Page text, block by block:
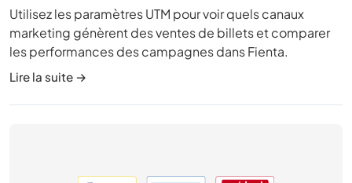
Utilisez les paramètres UTM pour voir quels canaux
marketing génèrent des ventes de billets et comparer
les performances des campagnes dans Fienta.
Lire la suite →